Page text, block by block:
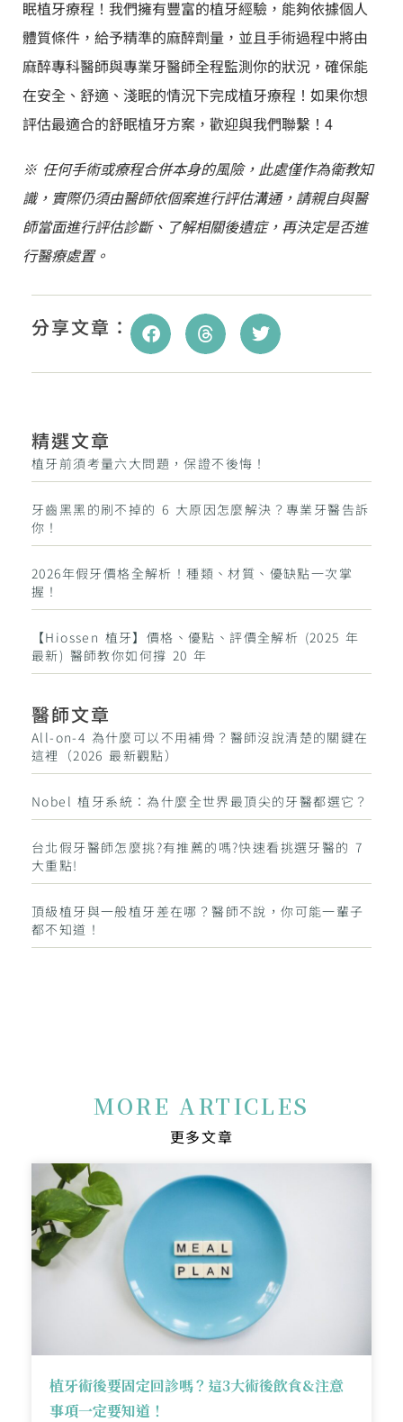
眠植牙療程！我們擁有豐富的植牙經驗，能夠依據個人
體質條件，給予精準的麻醉劑量，並且手術過程中將由
麻醉專科醫師與專業牙醫師全程監測你的狀況，確保能
在安全、舒適、淺眠的情況下完成植牙療程！如果你想
評估最適合的舒眠植牙方案，歡迎與我們聯繫！4
※ 任何手術或療程合併本身的風險，此處僅作為衛教知
識，實際仍須由醫師依個案進行評估溝通，請親自與醫
師當面進行評估診斷、了解相關後遺症，再決定是否進
行醫療處置。
分享文章：
精選文章
植牙前須考量六大問題，保證不後悔！
牙齒黑黑的刷不掉的 6 大原因怎麼解決？專業牙醫告訴
你！
2026年假牙價格全解析！種類、材質、優缺點一次掌
握！
【Hiossen 植牙】價格、優點、評價全解析 (2025 年
最新) 醫師教你如何撐 20 年
醫師文章
All-on-4 為什麼可以不用補骨？醫師沒說清楚的關鍵在
這裡（2026 最新觀點）
Nobel 植牙系統：為什麼全世界最頂尖的牙醫都選它？
台北假牙醫師怎麼挑?有推薦的嗎?快速看挑選牙醫的 7
大重點!
頂級植牙與一般植牙差在哪？醫師不說，你可能一輩子
都不知道！
MORE ARTICLES
更多文章
植牙術後要固定回診嗎？這3大術後飲食&注意
事項一定要知道！